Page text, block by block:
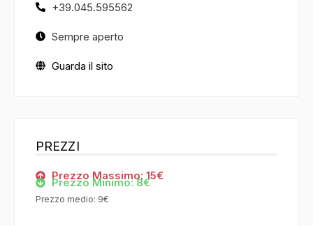
+39.045.595562
Sempre aperto
Guarda il sito
PREZZI
Prezzo Massimo: 15€
Prezzo Minimo: 8€
Prezzo medio: 9€